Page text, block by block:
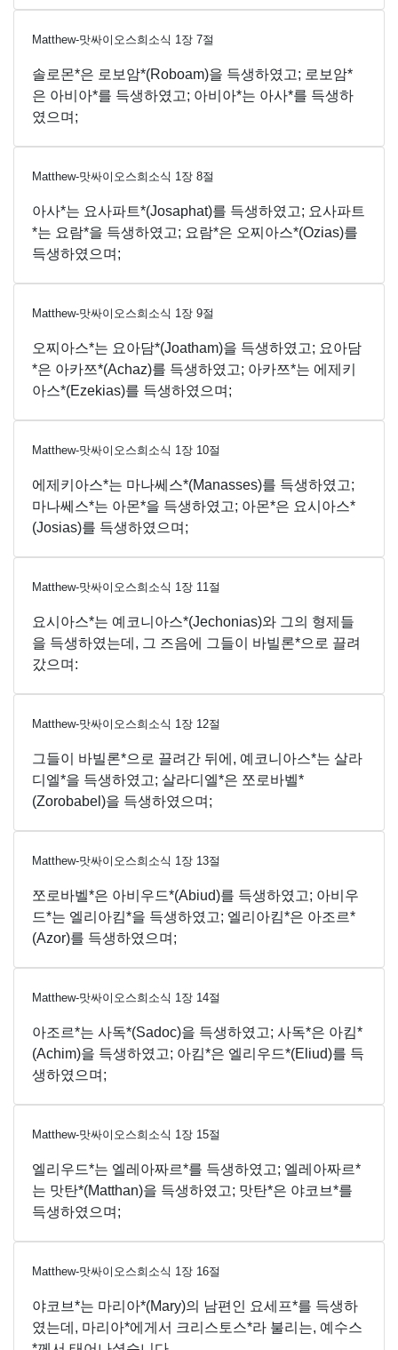
Matthew-맛싸이오스희소식 1장 7절
솔로몬*은 로보암*(Roboam)을 득생하였고; 로보암*
은 아비아*를 득생하였고; 아비아*는 아사*를 득생하
였으며;
Matthew-맛싸이오스희소식 1장 8절
아사*는 요사파트*(Josaphat)를 득생하였고; 요사파트
*는 요람*을 득생하였고; 요람*은 오찌아스*(Ozias)를
득생하였으며;
Matthew-맛싸이오스희소식 1장 9절
오찌아스*는 요아담*(Joatham)을 득생하였고; 요아담
*은 아카쯔*(Achaz)를 득생하였고; 아카쯔*는 에제키
아스*(Ezekias)를 득생하였으며;
Matthew-맛싸이오스희소식 1장 10절
에제키아스*는 마나쎄스*(Manasses)를 득생하였고;
마나쎄스*는 아몬*을 득생하였고; 아몬*은 요시아스*
(Josias)를 득생하였으며;
Matthew-맛싸이오스희소식 1장 11절
요시아스*는 예코니아스*(Jechonias)와 그의 형제들
을 득생하였는데, 그 즈음에 그들이 바빌론*으로 끌려
갔으며:
Matthew-맛싸이오스희소식 1장 12절
그들이 바빌론*으로 끌려간 뒤에, 예코니아스*는 살라
디엘*을 득생하였고; 살라디엘*은 쪼로바벨*
(Zorobabel)을 득생하였으며;
Matthew-맛싸이오스희소식 1장 13절
쪼로바벨*은 아비우드*(Abiud)를 득생하였고; 아비우
드*는 엘리아킴*을 득생하였고; 엘리아킴*은 아조르*
(Azor)를 득생하였으며;
Matthew-맛싸이오스희소식 1장 14절
아조르*는 사독*(Sadoc)을 득생하였고; 사독*은 아킴*
(Achim)을 득생하였고; 아킴*은 엘리우드*(Eliud)를 득
생하였으며;
Matthew-맛싸이오스희소식 1장 15절
엘리우드*는 엘레아짜르*를 득생하였고; 엘레아짜르*
는 맛탄*(Matthan)을 득생하였고; 맛탄*은 야코브*를
득생하였으며;
Matthew-맛싸이오스희소식 1장 16절
야코브*는 마리아*(Mary)의 남편인 요세프*를 득생하
였는데, 마리아*에게서 크리스토스*라 불리는, 예수스